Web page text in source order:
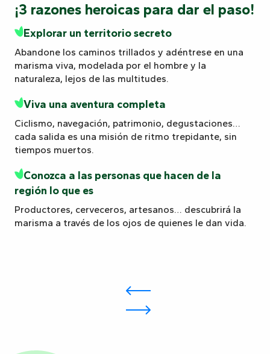
¡3 razones heroicas para dar el paso!
Explorar un territorio secreto
Abandone los caminos trillados y adéntrese en una
marisma viva, modelada por el hombre y la
naturaleza, lejos de las multitudes.
Viva una aventura completa
Ciclismo, navegación, patrimonio, degustaciones…
cada salida es una misión de ritmo trepidante, sin
tiempos muertos.
Conozca a las personas que hacen de la
región lo que es
Productores, cerveceros, artesanos… descubrirá la
marisma a través de los ojos de quienes le dan vida.